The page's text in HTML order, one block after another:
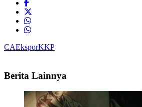
CAEksporKKP
Berita Lainnya